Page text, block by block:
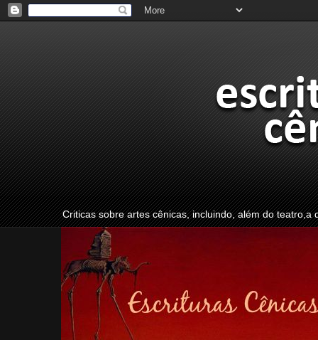
Criticas sobre artes cênicas, incluindo, além do